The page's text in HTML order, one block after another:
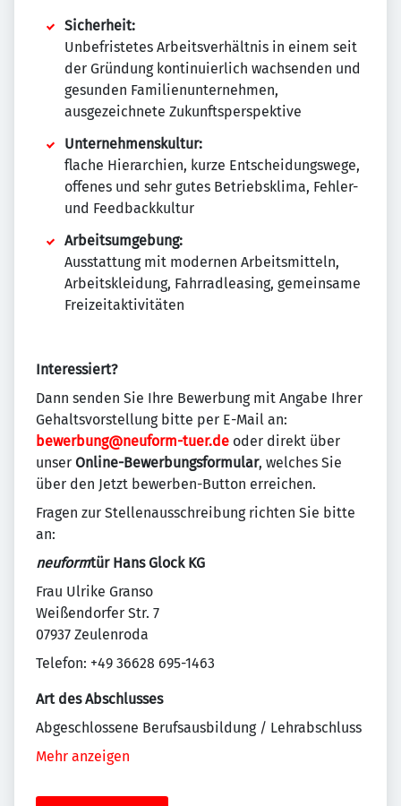
Sicherheit:
Unbefristetes Arbeitsverhältnis in einem seit
der Gründung kontinuierlich wachsenden und
gesunden Familienunternehmen,
ausgezeichnete Zukunftsperspektive
Unternehmenskultur:
flache Hierarchien, kurze Entscheidungswege,
offenes und sehr gutes Betriebsklima, Fehler-
und Feedbackkultur
Arbeitsumgebung:
Ausstattung mit modernen Arbeitsmitteln,
Arbeitskleidung, Fahrradleasing, gemeinsame
Freizeitaktivitäten
Interessiert?
Dann senden Sie Ihre Bewerbung mit Angabe Ihrer
Gehaltsvorstellung bitte per E-Mail an:
bewerbung@neuform-tuer.de oder direkt über
unser Online-Bewerbungsformular, welches Sie
über den Jetzt bewerben-Button erreichen.
Fragen zur Stellenausschreibung richten Sie bitte
an:
neuformtür Hans Glock KG
Frau Ulrike Granso
Weißendorfer Str. 7
07937 Zeulenroda
Telefon: +49 36628 695-1463
Art des Abschlusses
Abgeschlossene Berufsausbildung / Lehrabschluss
Mehr anzeigen